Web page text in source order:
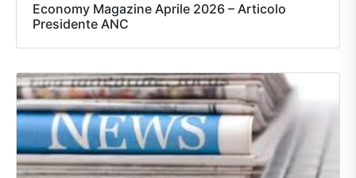
Economy Magazine Aprile 2026 – Articolo
Presidente ANC